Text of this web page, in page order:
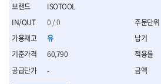
ISOTOOL
0 / 0
유
60,790
-